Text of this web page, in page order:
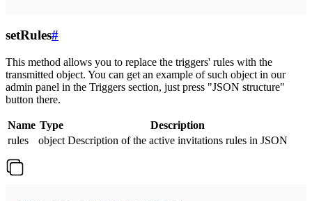
setRules#
This method allows you to replace the triggers' rules with the
transmitted object. You can get an example of such object in our
admin panel in the Triggers section, just press "JSON structure"
button there.
Name Type
Description
rules
object Description of the active invitations rules in JSON